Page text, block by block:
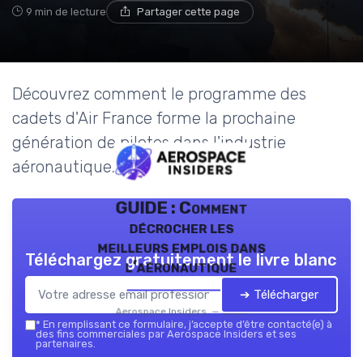
9 min de lecture Partager cette page
Découvrez comment le programme des
cadets d'Air France forme la prochaine
génération de pilotes dans l'industrie
aéronautique.
GUIDE : Comment
décrocher les
meilleurs emplois dans
l’aéronautique
Aerospace Insiders — 2026
Téléchargez gratuitement le livre blanc
➔ Télécharger
* En remplissant ce formulaire, j’accepte d’être contacté(e) à
des fins commerciales par Aerospace Insiders et ses
partenaires.